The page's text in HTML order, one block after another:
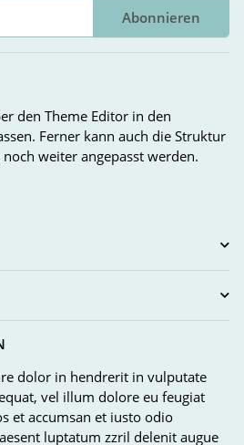
Abonnieren
den Theme Editor in den
Ferner kann auch die Struktur
weiter angepasst werden.
dolor in hendrerit in vulputate
vel illum dolore eu feugiat
et accumsan et iusto odio
luptatum zzril delenit augue